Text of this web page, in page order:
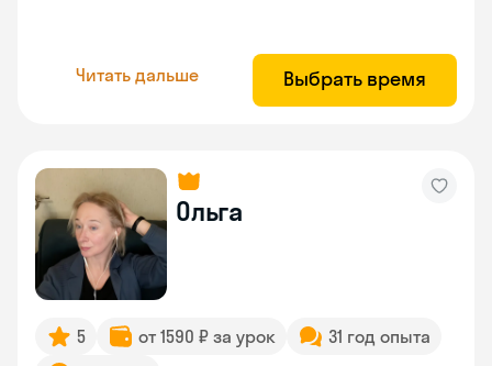
Читать дальше Выбрать время
Ольга
5 от 1590 ₽ за урок
31 год опыта